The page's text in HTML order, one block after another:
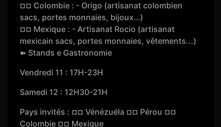
¤¤ Colombie : - Origo (artisanat colombien
sacs, portes monnaies, bijoux…)
¤¤ Mexique : - Artisanat Rocio (artisanat
mexicain sacs, portes monnaies, vêtements...)
➽ Stands e Gastronomie
Vendredi 11 : 17H-23H
Samedi 12 : 12H30-21H
Pays invités : ¤¤ Vénézuéla ¤¤ Pérou ¤¤
Colombie ¤¤ Mexique